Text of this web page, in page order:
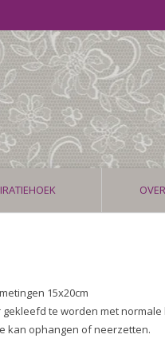
15x20cm
te worden met normale
kan ophangen of neerzetten.